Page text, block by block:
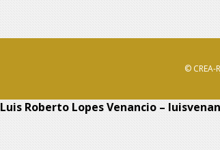
© CREA-
Luis Roberto Lopes Venancio –